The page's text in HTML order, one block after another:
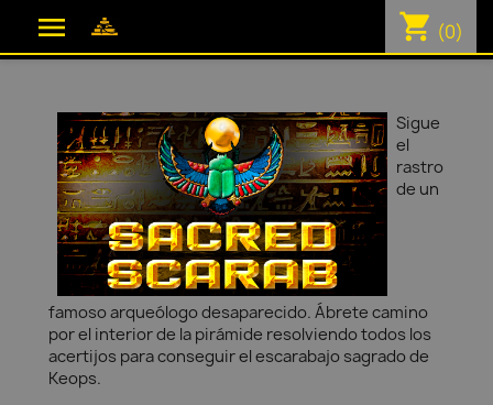
 shopping_cart (0)
Sigue
el
rastro
de un
famoso arqueólogo desaparecido. Ábrete camino
por el interior de la pirámide resolviendo todos los
acertijos para conseguir el escarabajo sagrado de
Keops.